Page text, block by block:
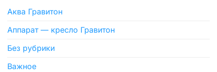
Аква Гравитон
Аппарат — кресло Гравитон
Без рубрики
Важное